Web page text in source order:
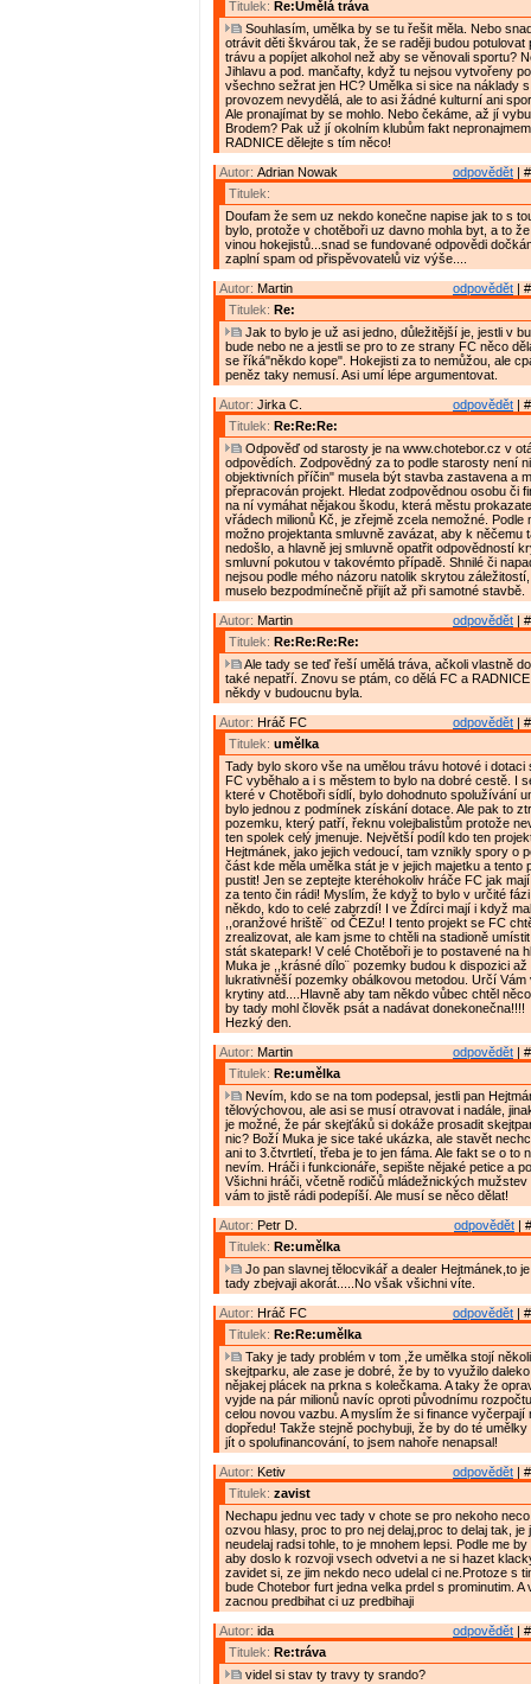
Titulek: Re:Umělá tráva
Souhlasím, umělka by se tu řešit měla. Nebo
otrávit děti škvárou tak, že se raději budou potulovat
trávu a popíjet alkohol než aby se věnovali sportu?
Jihlavu a pod. mančafty, když tu nejsou vytvořeny
všechno sežrat jen HC? Umělka si sice na náklady
provozem nevydělá, ale to asi žádné kulturní ani
Ale pronajímat by se mohlo. Nebo čekáme, až jí
Brodem? Pak už jí okolním klubům fakt
RADNICE dělejte s tím něco!
odpovědět |
Autor: Adrian Nowak
Titulek:
Doufam že sem uz nekdo konečne napise jak to s
bylo, protože v chotěboři uz davno mohla byt, a to
vinou hokejistů...snad se fundované odpovědi
zaplní spam od přispěvovatelů viz výše....
odpovědět |
Autor: Martin
Titulek: Re:
Jak to bylo je už asi jedno, důležitější je, jestli v
bude nebo ne a jestli se pro to ze strany FC něco
se říká"někdo kope". Hokejisti za to nemůžou, ale
peněz taky nemusí. Asi umí lépe argumentovat.
odpovědět |
Autor: Jirka C.
Titulek: Re:Re:Re:
Odpověď od starosty je na www.chotebor.cz v
odpovědích. Zodpovědný za to podle starosty není
objektivních příčin" musela být stavba zastavena a
přepracován projekt. Hledat zodpovědnou osobu či
na ní vymáhat nějakou škodu, která městu
vřádech milionů Kč, je zřejmě zcela nemožné. Podle
možno projektanta smluvně zavázat, aby k něčemu
nedošlo, a hlavně jej smluvně opatřit odpovědností
smluvní pokutou v takovémto případě. Shnilé či
nejsou podle mého názoru natolik skrytou
muselo bezpodmínečně přijít až při samotné stavbě.
odpovědět |
Autor: Martin
Titulek: Re:Re:Re:Re:
Ale tady se teď řeší umělá tráva, ačkoli vlastně
také nepatří. Znovu se ptám, co dělá FC a
někdy v budoucnu byla.
odpovědět |
Autor: Hráč FC
Titulek: umělka
Tady bylo skoro vše na umělou trávu hotové i dotaci
FC vyběhalo a i s městem to bylo na dobré cestě. I
které v Chotěboři sídlí, bylo dohodnuto spolužívání
bylo jednou z podmínek získání dotace. Ale pak to
pozemku, který patří, řeknu volejbalistům protože
ten spolek celý jmenuje. Největší podíl kdo ten
Hejtmánek, jako jejich vedoucí, tam vznikly spory o
část kde měla umělka stát je v jejich majetku a tento
pustit! Jen se zeptejte kteréhokoliv hráče FC jak
za tento čin rádi! Myslím, že když to bylo v určité
někdo, kdo to celé zabrzdí! I ve Ždírci mají i když
,,oranžové hriště¨ od ČEZu! I tento projekt se FC
zrealizovat, ale kam jsme to chtěli na stadioně
stát skatepark! V celé Chotěboři je to postavené na
Muka je ,,krásné dílo¨ pozemky budou k dispozici
lukrativněší pozemky obálkovou metodou. Určí
krytiny atd....Hlavně aby tam někdo vůbec chtěl
by tady mohl člověk psát a nadávat donekonečna!!!!
Hezký den.
odpovědět |
Autor: Martin
Titulek: Re:umělka
Nevím, kdo se na tom podepsal, jestli pan
tělovýchovou, ale asi se musí otravovat i nadále,
je možné, že pár skejťáků si dokáže prosadit
nic? Boží Muka je sice také ukázka, ale stavět
ani to 3.čtvrtletí, třeba je to jen fáma. Ale fakt se o to
nevím. Hráči i funkcionáře, sepište nějaké petice a
Všichni hráči, včetně rodičů mládežnických
vám to jistě rádi podepíší. Ale musí se něco dělat!
odpovědět |
Autor: Petr D.
Titulek: Re:umělka
Jo pan slavnej tělocvikář a dealer Hejtmánek,to
tady zbejvaji akorát.....No však všichni víte.
odpovědět |
Autor: Hráč FC
Titulek: Re:Re:umělka
Taky je tady problém v tom ,že umělka stojí
skejtparku, ale zase je dobré, že by to využilo
nějakej plácek na prkna s kolečkama. A taky že
vyjde na pár milionů navíc oproti původnímu
celou novou vazbu. A myslím že si finance vyčerpají
dopředu! Takže stejně pochybuji, že by do té
jít o spolufinancování, to jsem nahoře nenapsal!
odpovědět |
Autor: Ketiv
Titulek: zavist
Nechapu jednu vec tady v chote se pro nekoho
ozvou hlasy, proc to pro nej delaj,proc to delaj tak, je
neudelaj radsi tohle, to je mnohem lepsi. Podle me
aby doslo k rozvoji vsech odvetvi a ne si hazet
zavidet si, ze jim nekdo neco udelal ci ne.Protoze s
bude Chotebor furt jedna velka prdel s prominutim. A
zacnou predbihat ci uz predbihaji
odpovědět |
Autor: ida
Titulek: Re:tráva
videl si stav ty travy ty srando?